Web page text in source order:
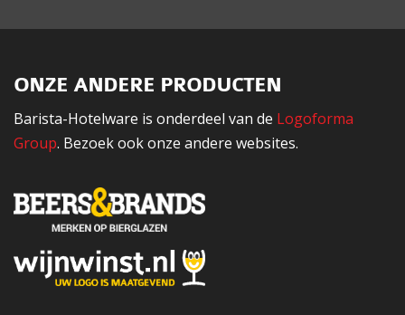
ONZE ANDERE PRODUCTEN
Barista-Hotelware is onderdeel van de Logoforma
Group. Bezoek ook onze andere websites.